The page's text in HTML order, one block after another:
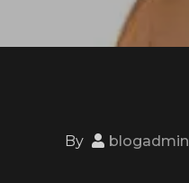
By blogadmin